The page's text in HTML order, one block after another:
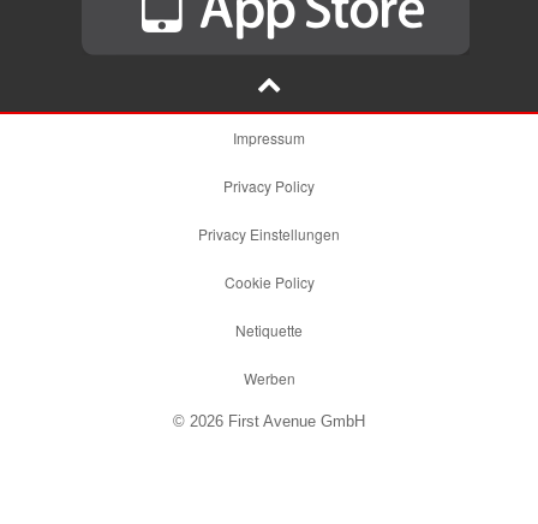
Impressum
Privacy Policy
Privacy Einstellungen
Cookie Policy
Netiquette
Werben
© 2026 First Avenue GmbH